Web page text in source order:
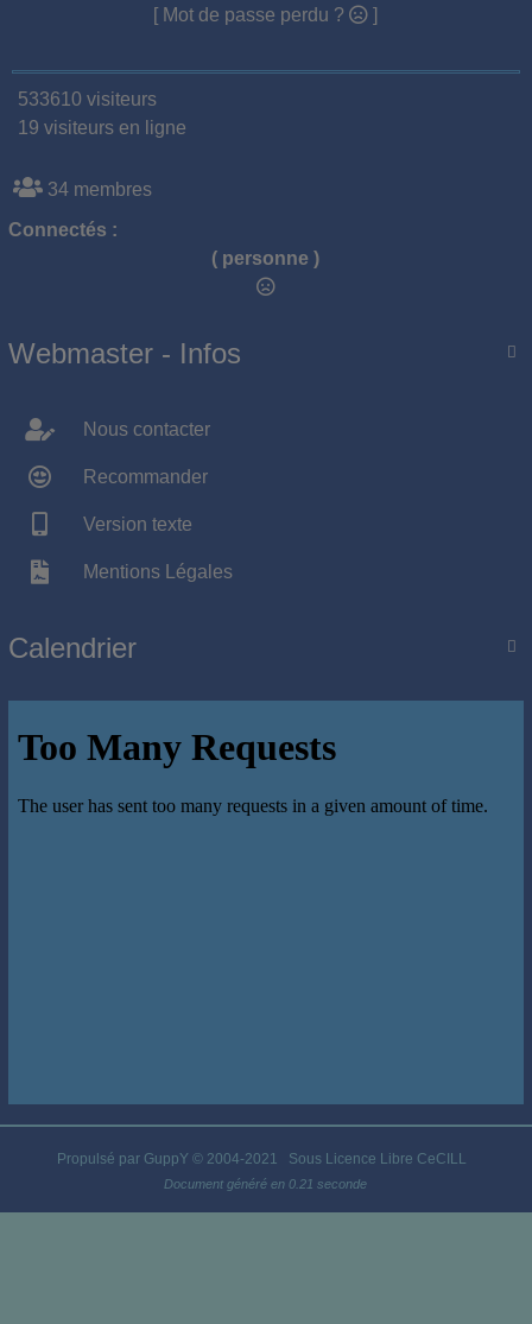
[ Mot de passe perdu ? ]
533610 visiteurs
19 visiteurs en ligne
34 membres
Connectés :
( personne )

Webmaster - Infos
Nous contacter
Recommander
Version texte
Mentions Légales

Calendrier
Propulsé par GuppY© 2004-2021 Sous Licence Libre CeCILL
Document généré en 0.21 seconde